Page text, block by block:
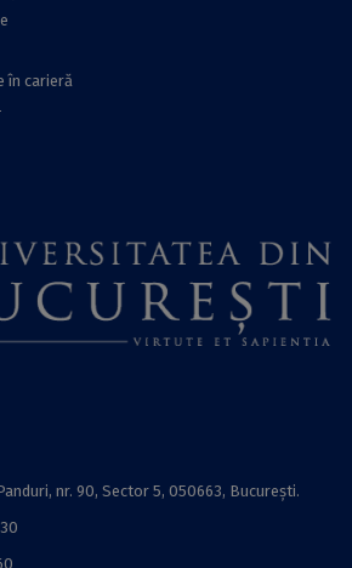
în carieră
nr. 90, Sector 5, 050663, Bucureşti.